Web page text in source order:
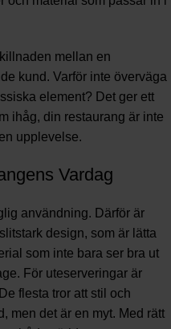
mellan en
kund. Varför inte överväga
element? Det ger ett
ihåg, din restaurang är inte
upplevelse.
Vardag
användning. Därför är
design, som är lätta
som inte bara ser bra ut
För uteserveringar är
flesta tror att stil och
men det är en myt. Med rätt